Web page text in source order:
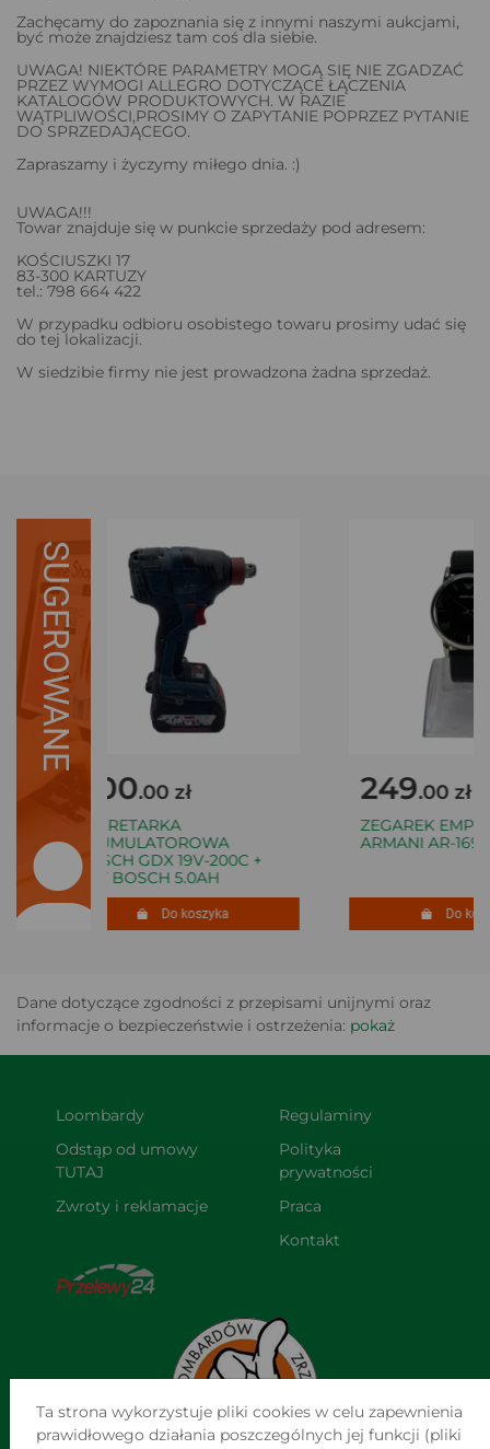
Zachęcamy do zapoznania się z innymi naszymi aukcjami,
być może znajdziesz tam coś dla siebie.
UWAGA! NIEKTÓRE PARAMETRY MOGĄ SIĘ NIE ZGADZAĆ
PRZEZ WYMOGI ALLEGRO DOTYCZĄCE ŁĄCZENIA
KATALOGÓW PRODUKTOWYCH. W RAZIE
WĄTPLIWOŚCI,PROSIMY O ZAPYTANIE POPRZEZ PYTANIE
DO SPRZEDAJĄCEGO.
Zapraszamy i życzymy miłego dnia. :)
UWAGA!!!
Towar znajduje się w punkcie sprzedaży pod adresem:
KOŚCIUSZKI 17
83-300 KARTUZY
tel.: 798 664 422
W przypadku odbioru osobistego towaru prosimy udać się
do tej lokalizacji.
W siedzibie firmy nie jest prowadzona żadna sprzedaż.
SUGEROWANE
400.00 zł
ZAKRETARKA
AKUMULATOROWA
BOSCH GDX 19V-200C +
BAT BOSCH 5.0AH
Do koszyka
249.00 zł
ZEGAREK
ARMANI AR-1692
Do
Dane dotyczące zgodności z przepisami unijnymi oraz
informacje o bezpieczeństwie i ostrzeżenia: pokaż
Loombardy
Odstąp od umowy
TUTAJ
Zwroty i reklamacje
Regulaminy
Polityka
prywatności
Praca
Kontakt
Ta strona wykorzystuje pliki cookies w celu zapewnienia
prawidłowego działania poszczególnych jej funkcji (pliki